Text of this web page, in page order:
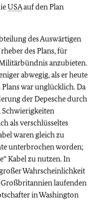
USAauf den Plan
des Auswärtigen
des Plans, für
anzubieten.
abwegig, als er heute
war unglücklich. Da
der Depesche durch
Schwierigkeiten
als verschlüsseltes
waren gleich zu
unterbrochen worden;
Kabel zu nutzen. In
Wahrscheinlichkeit
Großbritannien laufenden
in Washington